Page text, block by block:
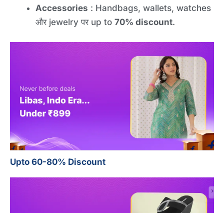
Accessories : Handbags, wallets, watches
और jewelry पर up to 70% discount.
Upto 60-80% Discount